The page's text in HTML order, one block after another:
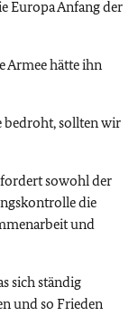
Europa Anfang der
Armee hätte ihn
bedroht, sollten wir
sowohl der
die
und
sich ständig
und so Frieden